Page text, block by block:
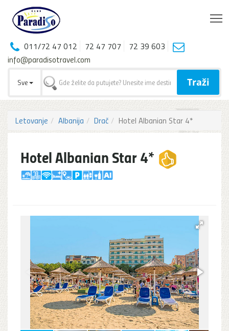
011/72 47 012 72 47 707
72 39 603
info@paradisotravel.com
Sve Traži
Letovanje Albanija Drač Hotel Albanian Star 4*
Hotel Albanian Star 4*